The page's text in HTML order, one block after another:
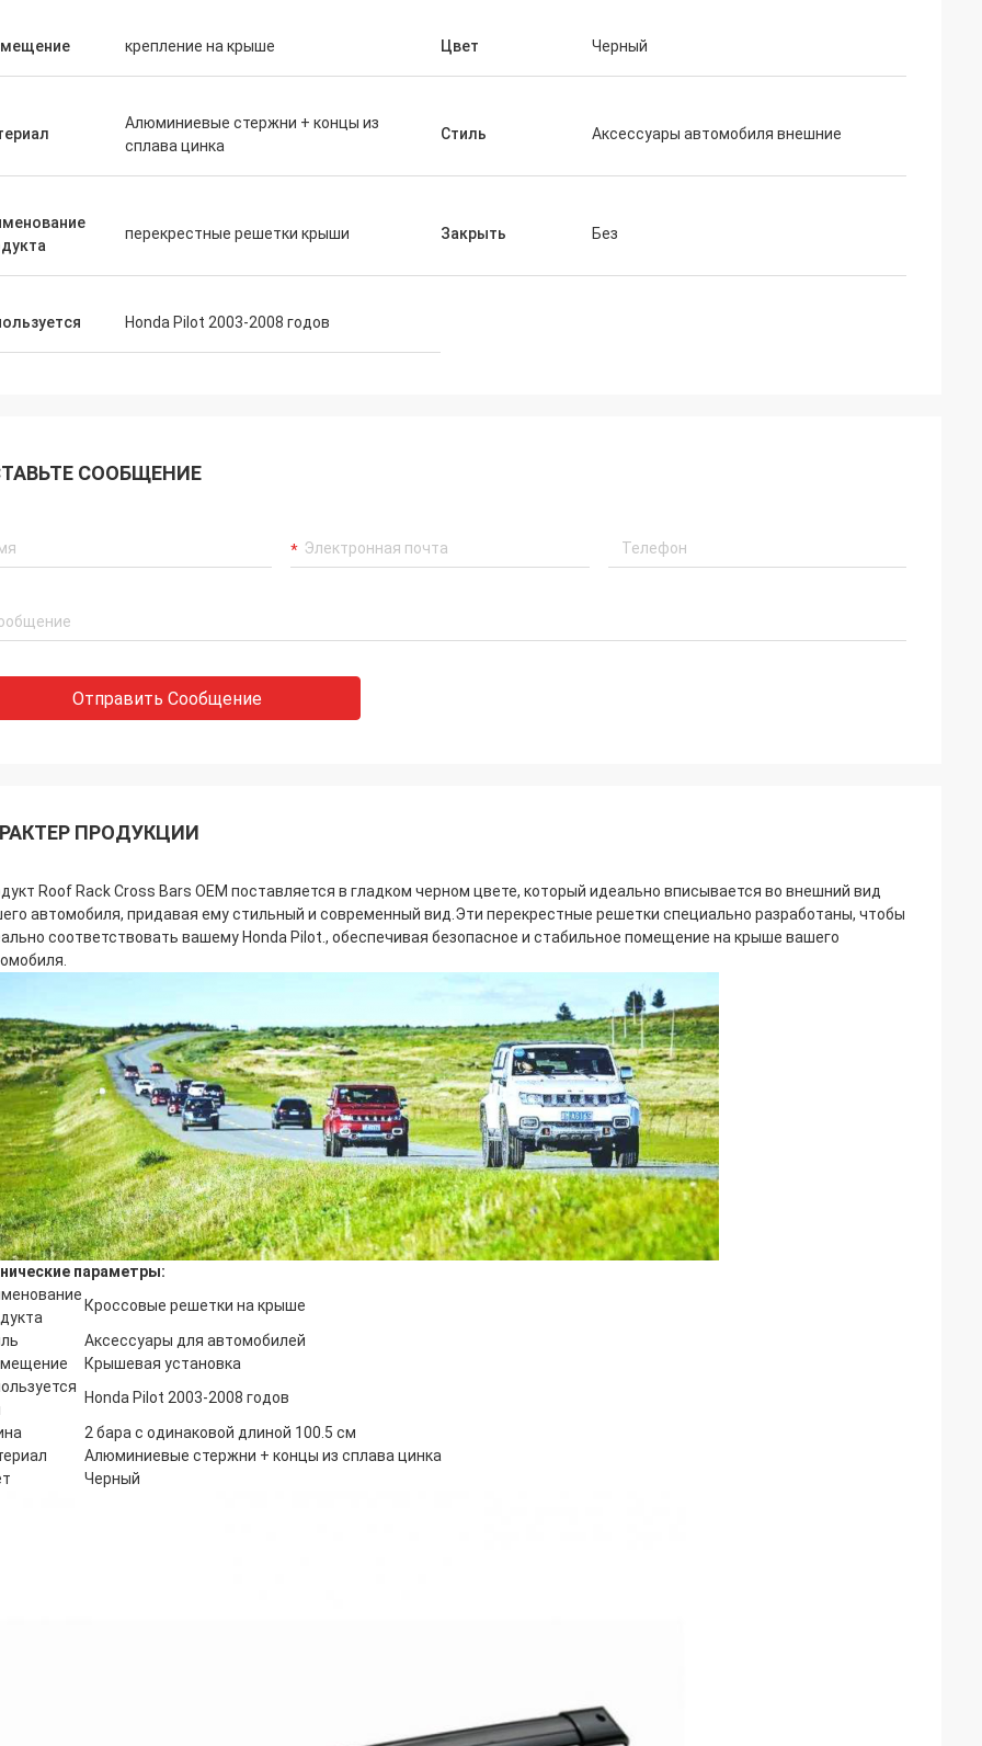
крепление на крыше Цвет Черный
Алюминиевые стержни + концы из
сплава цинка
Стиль Аксессуары автомобиля внешние
перекрестные решетки крыши Закрыть Без
Honda Pilot 2003-2008 годов
СООБЩЕНИЕ
Отправить Сообщение
ПРОДУКЦИИ
Roof Rack Cross Bars OEM поставляется в гладком черном цвете, который идеально вписывается во внешний вид
автомобиля, придавая ему стильный и современный вид.Эти перекрестные решетки специально разработаны, чтобы
соответствовать вашему Honda Pilot., обеспечивая безопасное и стабильное помещение на крыше вашего
параметры:
Кроссовые решетки на крыше
Аксессуары для автомобилей
Крышевая установка
Honda Pilot 2003-2008 годов
2 бара с одинаковой длиной 100.5 см
Алюминиевые стержни + концы из сплава цинка
Черный